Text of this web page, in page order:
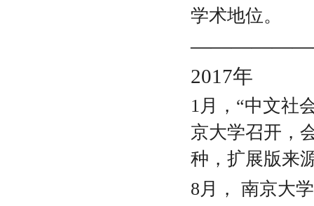
学术地位。
2017年
1月， “中文社
京大学召开，
种，扩展版来
8月， 南京大